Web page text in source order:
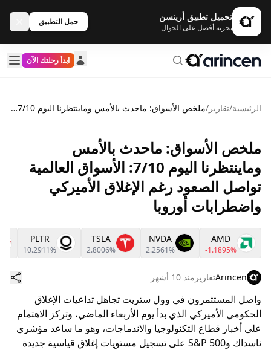
تحميل تطبيق أرينسن
تجربة أفضل على الجوال
حمل التطبيق
ابدأ رحلتك الآن
الرئيسية/تقارير / ملخص الأسواق: ماحدث بالأمس وماينتظرنا اليوم 7/10: الأسواق العالمية تواصل الصعود رغم الإغلاق الأميركي واضطرابات أوروبا
ملخص الأسواق: ماحدث بالأمس
وماينتظرنا اليوم 7/10: الأسواق العالمية
تواصل الصعود رغم الإغلاق الأميركي
واضطرابات أوروبا
AMD
-1.1895%
NVDA
2.2561%
TSLA
2.8006%
PLTR
10.2911%
Arincenتقارير منذ 10 أشهر
واصل المستثمرون في وول ستريت تجاهل تداعيات الإغلاق
الحكومي الأميركي الذي بدأ يوم الأربعاء الماضي، وتركز الاهتمام
على أخبار قطاع التكنولوجيا والاندماجات، وهو ما ساعد مؤشري
ناسداك وS&P 500 على تسجيل مستويات إغلاق قياسية جديدة